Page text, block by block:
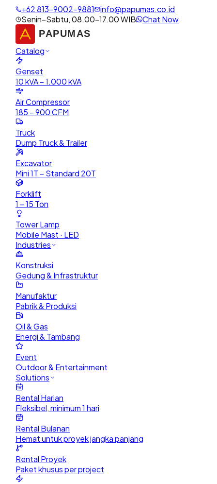
+62 813-9002-9881
info@papumas.co.id
Senin–Sabtu, 08.00–17.00 WIB
Chat Now
Catalog
Genset
10 kVA – 1.000 kVA
Air Compressor
185 – 900 CFM
Truck
Dump Truck & Trailer
Excavator
Mini 1T – Standard 20T
Forklift
1 – 15 Ton
Tower Lamp
Mobile Mast · LED
Industries
Konstruksi
Gedung & Infrastruktur
Manufaktur
Pabrik & Produksi
Oil & Gas
Energi & Tambang
Event
Outdoor & Entertainment
Solutions
Rental Harian
Fleksibel, minimum 1 hari
Rental Bulanan
Hemat untuk proyek jangka panjang
Rental Proyek
Paket khusus per project